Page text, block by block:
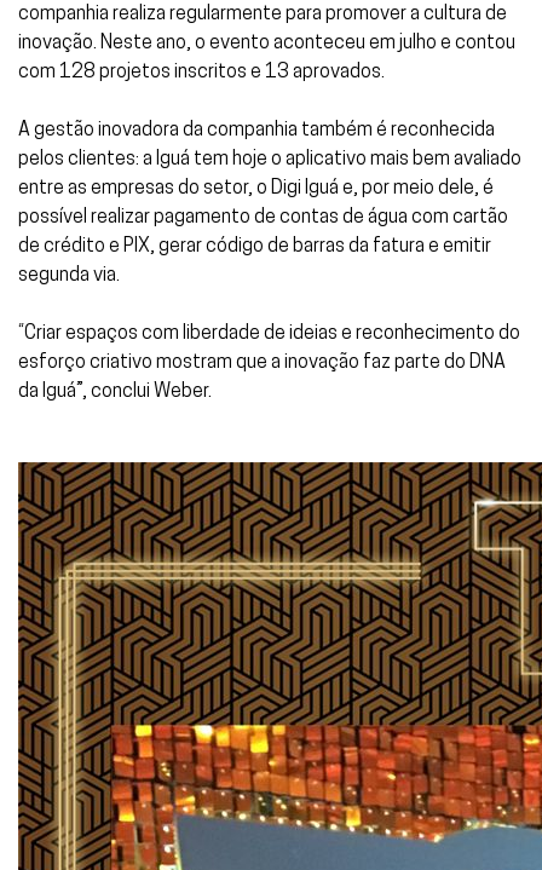
companhia realiza regularmente para promover a cultura de
inovação. Neste ano, o evento aconteceu em julho e contou
com 128 projetos inscritos e 13 aprovados.
A gestão inovadora da companhia também é reconhecida
pelos clientes: a Iguá tem hoje o aplicativo mais bem avaliado
entre as empresas do setor, o Digi Iguá e, por meio dele, é
possível realizar pagamento de contas de água com cartão
de crédito e PIX, gerar código de barras da fatura e emitir
segunda via.
“Criar espaços com liberdade de ideias e reconhecimento do
esforço criativo mostram que a inovação faz parte do DNA
da Iguá”, conclui Weber.